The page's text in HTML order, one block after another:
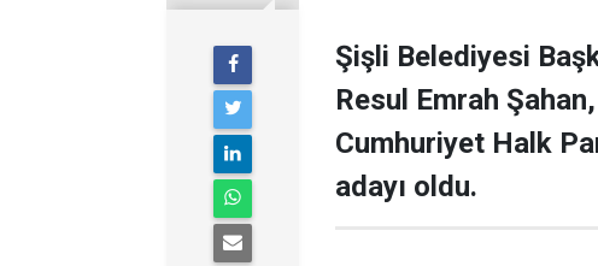
Şişli Belediyesi
Resul Emrah
Cumhuriyet Halk
adayı oldu.